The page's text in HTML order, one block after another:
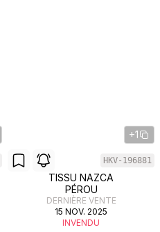
+1
HKV-196881
TISSU NAZCA
PÉROU
DERNIÈRE VENTE
15 NOV. 2025
INVENDU